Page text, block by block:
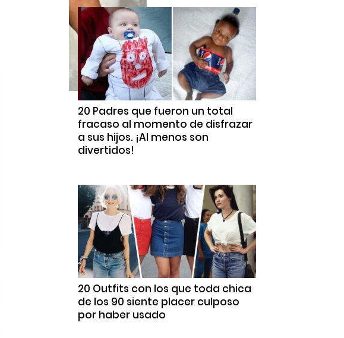
20 Padres que fueron un total
fracaso al momento de disfrazar
a sus hijos. ¡Al menos son
divertidos!
20 Outfits con los que toda chica
de los 90 siente placer culposo
por haber usado